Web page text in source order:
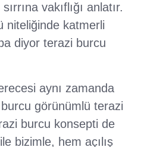
vakıflığı anlatır.
niteliğinde katmerli
diyor terazi burcu
aynı zamanda
görünümlü terazi
burcu konsepti de
bizimle, hem açılış